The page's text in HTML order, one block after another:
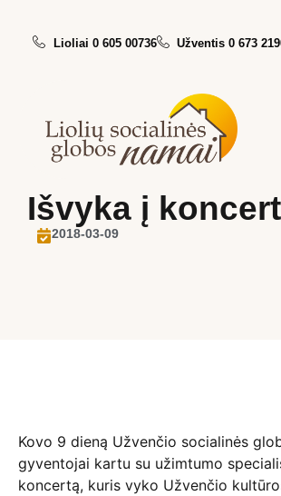
Lioliai 0 605 00736 Užventis 0 673
Išvyka į
2018-03-09
Kovo 9 dieną Užvenčio socialinės
gyventojai kartu su užimtumo
koncertą, kuris vyko Užvenčio